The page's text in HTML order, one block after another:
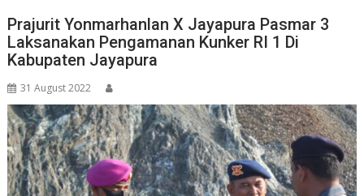
Prajurit Yonmarhanlan X Jayapura Pasmar 3
Laksanakan Pengamanan Kunker RI 1 Di
Kabupaten Jayapura
31 August 2022